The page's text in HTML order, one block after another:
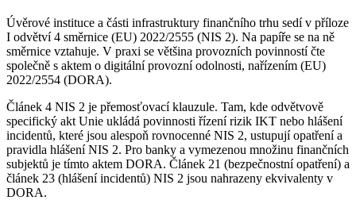
Úvěrové instituce a části infrastruktury finančního trhu sedí v příloze
I odvětví 4 směrnice (EU) 2022/2555 (NIS 2). Na papíře se na ně
směrnice vztahuje. V praxi se většina provozních povinností čte
společně s aktem o digitální provozní odolnosti, nařízením (EU)
2022/2554 (DORA).
Článek 4 NIS 2 je přemosťovací klauzule. Tam, kde odvětvově
specifický akt Unie ukládá povinnosti řízení rizik IKT nebo hlášení
incidentů, které jsou alespoň rovnocenné NIS 2, ustupují opatření a
pravidla hlášení NIS 2. Pro banky a vymezenou množinu finančních
subjektů je tímto aktem DORA. Článek 21 (bezpečnostní opatření) a
článek 23 (hlášení incidentů) NIS 2 jsou nahrazeny ekvivalenty v
DORA.